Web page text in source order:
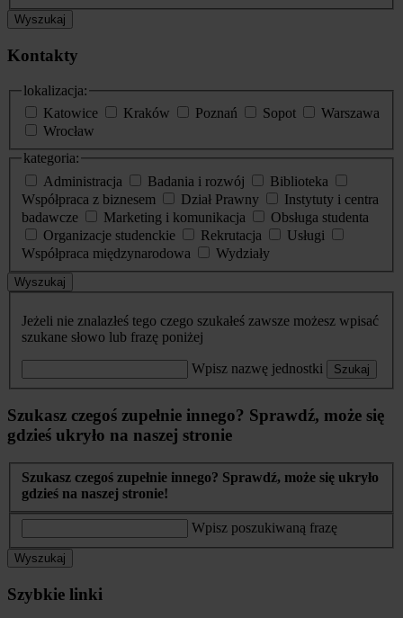
Wyszukaj
Kontakty
lokalizacja:
Katowice
Kraków Poznań Sopot
Warszawa
Wrocław
kategoria:
Administracja
Badania i rozwój
Biblioteka
Współpraca z biznesem
Dział Prawny
Instytuty i centra
badawcze
Marketing i komunikacja
Obsługa studenta
Organizacje studenckie
Rekrutacja
Usługi
Współpraca międzynarodowa
Wydziały
Wyszukaj
Jeżeli nie znalazłeś tego czego szukałeś zawsze możesz wpisać
szukane słowo lub frazę poniżej
Wpisz nazwę jednostki Szukaj
Szukasz czegoś zupełnie innego? Sprawdź, może się
gdzieś ukryło na naszej stronie
Szukasz czegoś zupełnie innego? Sprawdź, może się ukryło
gdzieś na naszej stronie!
Wpisz poszukiwaną frazę
Wyszukaj
Szybkie linki